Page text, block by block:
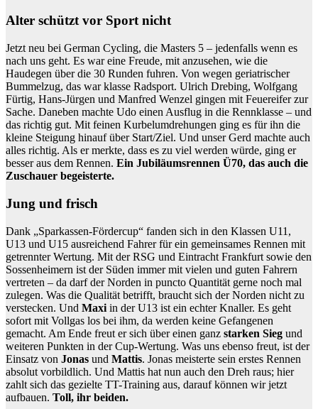
Alter schützt vor Sport nicht
Jetzt neu bei German Cycling, die Masters 5 – jedenfalls wenn es
nach uns geht. Es war eine Freude, mit anzusehen, wie die
Haudegen über die 30 Runden fuhren. Von wegen geriatrischer
Bummelzug, das war klasse Radsport. Ulrich Drebing, Wolfgang
Fürtig, Hans-Jürgen und Manfred Wenzel gingen mit Feuereifer zur
Sache. Daneben machte Udo einen Ausflug in die Rennklasse – und
das richtig gut. Mit feinen Kurbelumdrehungen ging es für ihn die
kleine Steigung hinauf über Start/Ziel. Und unser Gerd machte auch
alles richtig. Als er merkte, dass es zu viel werden würde, ging er
besser aus dem Rennen. Ein Jubiläumsrennen Ü70, das auch die
Zuschauer begeisterte.
Jung und frisch
Dank „Sparkassen-Fördercup“ fanden sich in den Klassen U11,
U13 und U15 ausreichend Fahrer für ein gemeinsames Rennen mit
getrennter Wertung. Mit der RSG und Eintracht Frankfurt sowie den
Sossenheimern ist der Süden immer mit vielen und guten Fahrern
vertreten – da darf der Norden in puncto Quantität gerne noch mal
zulegen. Was die Qualität betrifft, braucht sich der Norden nicht zu
verstecken. Und Maxi in der U13 ist ein echter Knaller. Es geht
sofort mit Vollgas los bei ihm, da werden keine Gefangenen
gemacht. Am Ende freut er sich über einen ganz starken Sieg und
weiteren Punkten in der Cup-Wertung. Was uns ebenso freut, ist der
Einsatz von Jonas und Mattis. Jonas meisterte sein erstes Rennen
absolut vorbildlich. Und Mattis hat nun auch den Dreh raus; hier
zahlt sich das gezielte TT-Training aus, darauf können wir jetzt
aufbauen. Toll, ihr beiden.